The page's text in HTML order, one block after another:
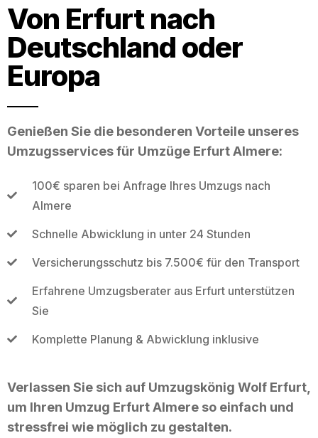
Von Erfurt nach
Deutschland oder
Europa
Genießen Sie die besonderen Vorteile unseres
Umzugsservices für Umzüge Erfurt Almere:
100€ sparen bei Anfrage Ihres Umzugs nach
Almere
Schnelle Abwicklung in unter 24 Stunden
Versicherungsschutz bis 7.500€ für den Transport
Erfahrene Umzugsberater aus Erfurt unterstützen
Sie
Komplette Planung & Abwicklung inklusive
Verlassen Sie sich auf Umzugskönig Wolf Erfurt,
um Ihren Umzug Erfurt Almere so einfach und
stressfrei wie möglich zu gestalten.